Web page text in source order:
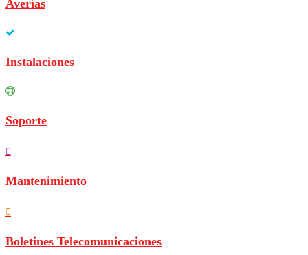
Averías
Instalaciones
Soporte
Mantenimiento
Boletines Telecomunicaciones